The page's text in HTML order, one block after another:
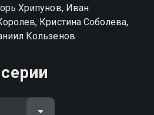
Хрипунов, Иван
Кристина Соболева,
Кользенов